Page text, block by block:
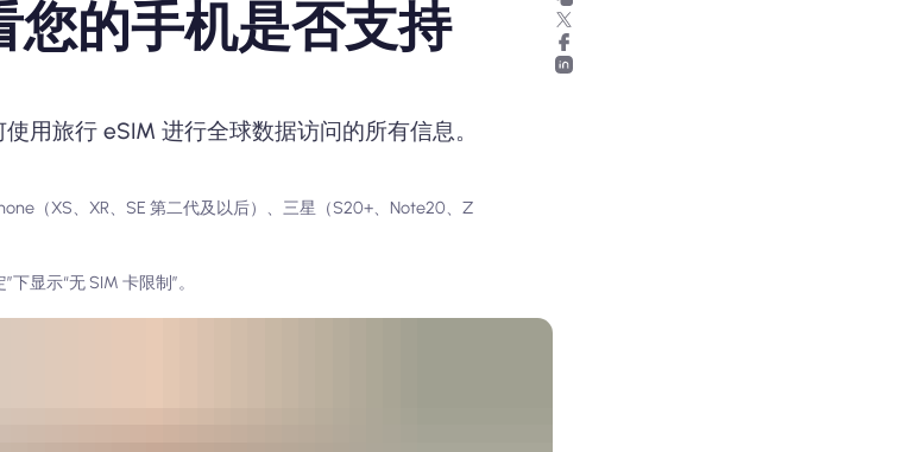
您的手机是否支持
用旅行 eSIM 进行全球数据访问的所有信息。
（XS、XR、SE 第二代及以后）、三星（S20+、Note20、Z
显示“无 SIM 卡限制”。